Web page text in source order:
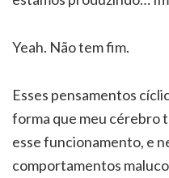
Yeah. Não tem fim.
Esses pensamentos
forma que meu cérebro
esse funcionamento, e
comportamentos